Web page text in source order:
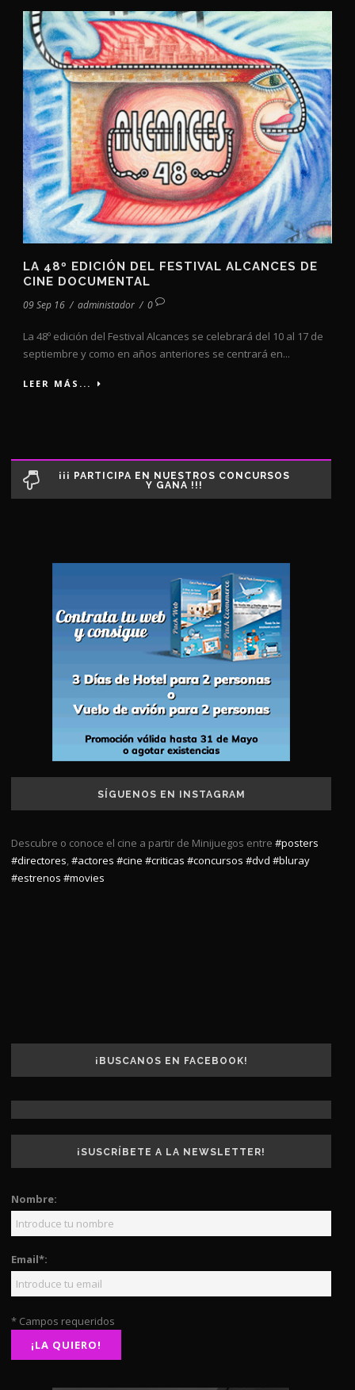
LA 48º EDICIÓN DEL FESTIVAL ALCANCES DE
CINE DOCUMENTAL
09 Sep 16 / administador / 0
La 48º edición del Festival Alcances se celebrará del 10 al 17 de
septiembre y como en años anteriores se centrará en...
LEER MÁS...
¡¡¡ PARTICIPA EN NUESTROS CONCURSOS
Y GANA !!!
SÍGUENOS EN INSTAGRAM
Descubre o conoce el cine a partir de Minijuegos entre #posters
#directores,#actores #cine #criticas #concursos #dvd #bluray
#estrenos #movies
¡BUSCANOS EN FACEBOOK!
¡SUSCRÍBETE A LA NEWSLETTER!
Nombre:
Email*:
* Campos requeridos